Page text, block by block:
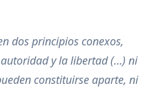
dos principios conexos,
y la libertad (…) ni
constituirse aparte, ni